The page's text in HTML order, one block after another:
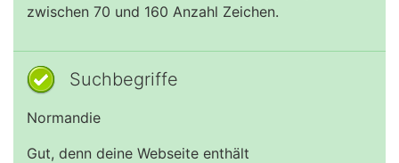
zwischen 70 und 160 Anzahl Zeichen.
Suchbegriffe
Normandie
Gut, denn deine Webseite enthält